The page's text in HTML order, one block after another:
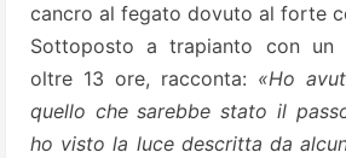
cancro al fegato dovuto al forte
Sottoposto a trapianto con un
oltre 13 ore, racconta: «Ho
quello che sarebbe stato il
ho visto la luce descritta da